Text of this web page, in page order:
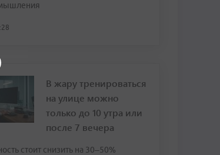
В жару тренироваться
на улице можно
только до 10 утра или
после 7 вечера
стоит снизить на 30–50%